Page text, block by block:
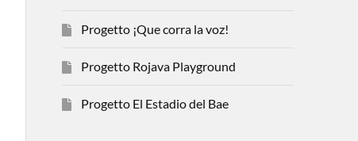
Progetto ¡Que corra la voz!
Progetto Rojava Playground
Progetto El Estadio del Bae